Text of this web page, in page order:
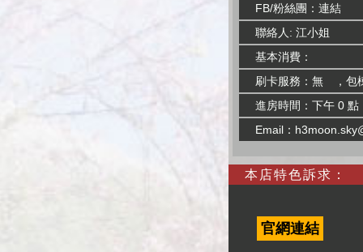
FB/粉絲團：連結
聯絡人: 江小姐
基本消費：
刷卡服務：無 ，包
進房時間：下午 0
Email：
本店特色訴求：
官網連結